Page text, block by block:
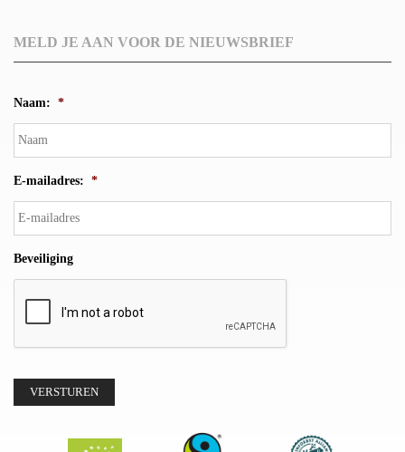
MELD JE AAN VOOR DE NIEUWSBRIEF
Naam: *
E-mailadres: *
Beveiliging
VERSTUREN